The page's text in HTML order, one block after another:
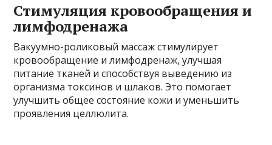
Стимуляция кровообращения и
лимфодренажа
Вакуумно-роликовый массаж стимулирует
кровообращение и лимфодренаж, улучшая
питание тканей и способствуя выведению из
организма токсинов и шлаков. Это помогает
улучшить общее состояние кожи и уменьшить
проявления целлюлита.